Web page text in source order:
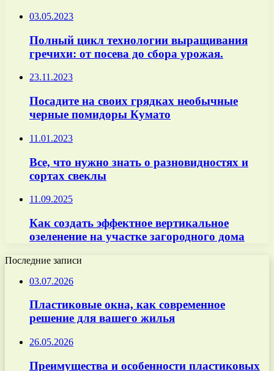
03.05.2023
Полный цикл технологии выращивания
гречихи: от посева до сбора урожая.
23.11.2023
Посадите на своих грядках необычные
черные помидоры Кумато
11.01.2023
Все, что нужно знать о разновидностях и
сортах свеклы
11.09.2025
Как создать эффектное вертикальное
озеленение на участке загородного дома
Последние записи
03.07.2026
Пластиковые окна, как современное
решение для вашего жилья
26.05.2026
Преимущества и особенности пластиковых